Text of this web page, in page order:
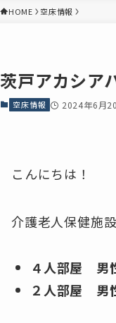
HOME 空床情報
茨戸アカシア
空床情報 2024年6月
こんにちは！
介護老人保健施
４人部屋 男
２人部屋 男